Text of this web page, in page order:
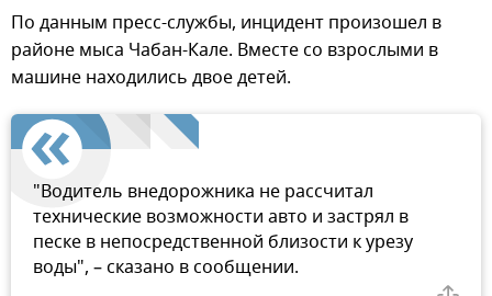
По данным пресс-службы, инцидент произошел в
районе мыса Чабан-Кале. Вместе со взрослыми в
машине находились двое детей.
"Водитель внедорожника не рассчитал
технические возможности авто и застрял в
песке в непосредственной близости к урезу
воды", – сказано в сообщении.